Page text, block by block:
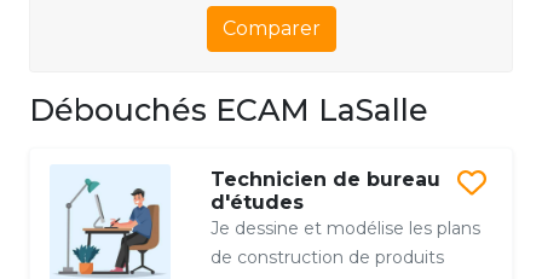
Comparer
Débouchés ECAM LaSalle
Technicien de bureau
d'études
Je dessine et modélise les plans
de construction de produits